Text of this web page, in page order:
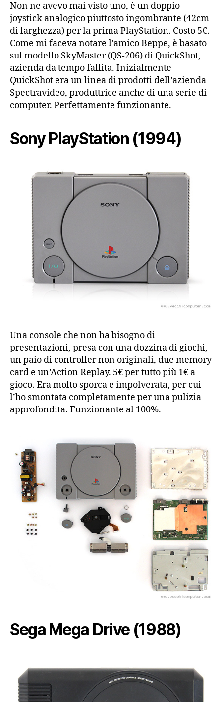
Non ne avevo mai visto uno, è un doppio
joystick analogico piuttosto ingombrante (42cm
di larghezza) per la prima PlayStation. Costo 5€.
Come mi faceva notare l’amico Beppe, è basato
sul modello SkyMaster (QS-206) di QuickShot,
azienda da tempo fallita. Inizialmente
QuickShot era un linea di prodotti dell’azienda
Spectravideo, produttrice anche di una serie di
computer. Perfettamente funzionante.
Sony PlayStation (1994)
Una console che non ha bisogno di
presentazioni, presa con una dozzina di giochi,
un paio di controller non originali, due memory
card e un’Action Replay. 5€ per tutto più 1€ a
gioco. Era molto sporca e impolverata, per cui
l’ho smontata completamente per una pulizia
approfondita. Funzionante al 100%.
Sega Mega Drive (1988)